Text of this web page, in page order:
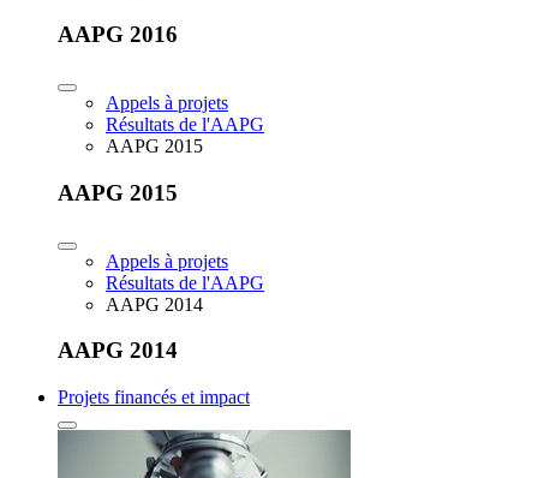
AAPG 2016
Appels à projets
Résultats de l'AAPG
AAPG 2015
AAPG 2015
Appels à projets
Résultats de l'AAPG
AAPG 2014
AAPG 2014
Projets financés et impact